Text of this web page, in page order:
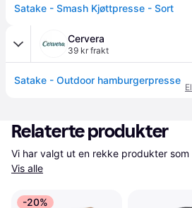
Satake - Smash Kjøttpresse - Sort
Cervera
39 kr frakt
Satake - Outdoor hamburgerpresse
Relaterte produkter
Vis alle
-20%